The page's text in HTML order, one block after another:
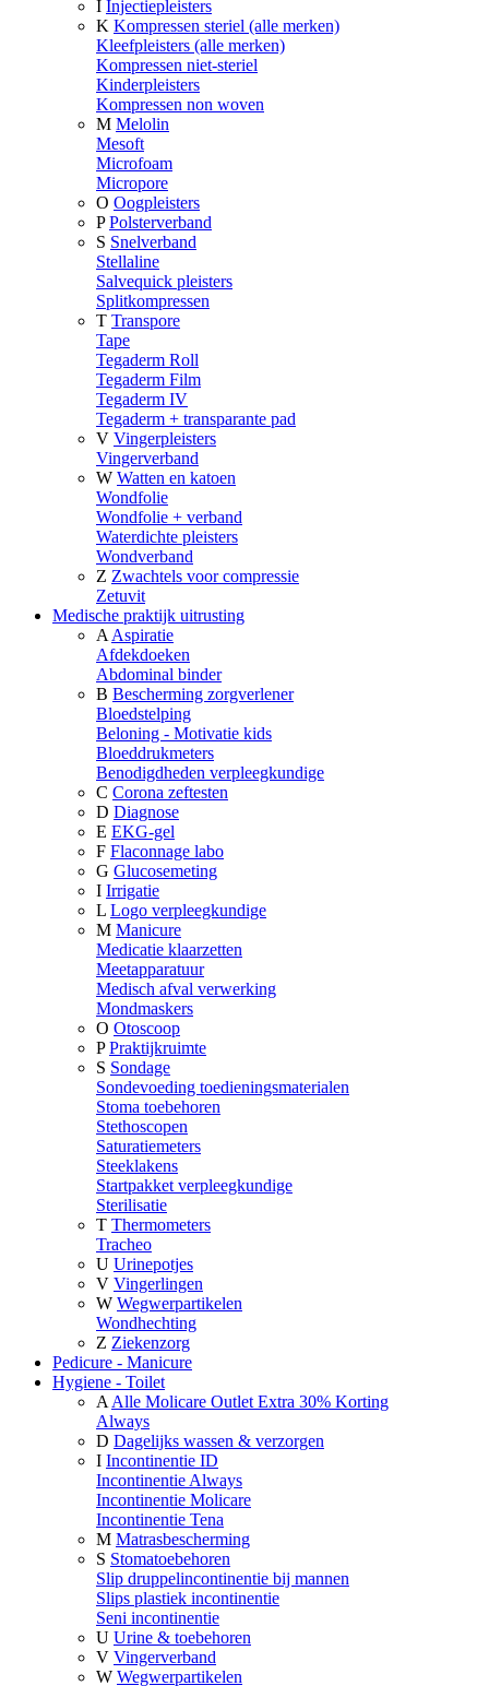
I Injectiepleisters
K Kompressen steriel (alle merken)
Kleefpleisters (alle merken)
Kompressen niet-steriel
Kinderpleisters
Kompressen non woven
M Melolin
Mesoft
Microfoam
Micropore
O Oogpleisters
P Polsterverband
S Snelverband
Stellaline
Salvequick pleisters
Splitkompressen
T Transpore
Tape
Tegaderm Roll
Tegaderm Film
Tegaderm IV
Tegaderm + transparante pad
V Vingerpleisters
Vingerverband
W Watten en katoen
Wondfolie
Wondfolie + verband
Waterdichte pleisters
Wondverband
Z Zwachtels voor compressie
Zetuvit
Medische praktijk uitrusting
A Aspiratie
Afdekdoeken
Abdominal binder
B Bescherming zorgverlener
Bloedstelping
Beloning - Motivatie kids
Bloeddrukmeters
Benodigdheden verpleegkundige
C Corona zeftesten
D Diagnose
E EKG-gel
F Flaconnage labo
G Glucosemeting
I Irrigatie
L Logo verpleegkundige
M Manicure
Medicatie klaarzetten
Meetapparatuur
Medisch afval verwerking
Mondmaskers
O Otoscoop
P Praktijkruimte
S Sondage
Sondevoeding toedieningsmaterialen
Stoma toebehoren
Stethoscopen
Saturatiemeters
Steeklakens
Startpakket verpleegkundige
Sterilisatie
T Thermometers
Tracheo
U Urinepotjes
V Vingerlingen
W Wegwerpartikelen
Wondhechting
Z Ziekenzorg
Pedicure - Manicure
Hygiene - Toilet
A Alle Molicare Outlet Extra 30% Korting
Always
D Dagelijks wassen & verzorgen
I Incontinentie ID
Incontinentie Always
Incontinentie Molicare
Incontinentie Tena
M Matrasbescherming
S Stomatoebehoren
Slip druppelincontinentie bij mannen
Slips plastiek incontinentie
Seni incontinentie
U Urine & toebehoren
V Vingerverband
W Wegwerpartikelen